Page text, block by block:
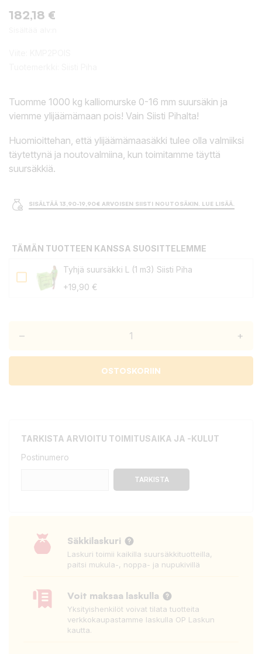
182,18 €
Tuomme 1000 kg kalliomurske 0-16 mm suursäkin ja
viemme ylijäämämaan pois! Vain Siisti Pihalta!
Huomioittehan, että ylijäämämaasäkki tulee olla valmiiksi
täytettynä ja noutovalmiina, kun toimitamme täyttä
suursäkkiä.
SISÄLTÄÄ 13,90-19,90€ ARVOISEN SIISTI NOUTOSÄKIN. LUE LISÄÄ.
TÄMÄN TUOTTEEN KANSSA SUOSITTELEMME
Tyhjä suursäkki L (1 m3) Siisti Piha
+19,90 €
– +
OSTOSKORIIN
TARKISTA ARVIOITU TOIMITUSAIKA JA -KULUT
Postinumero
TARKISTA
Säkkilaskuri
Laskuri toimii kaikilla suursäkkituotteilla,
paitsi mukula-, noppa- ja nupukivillä
Voit maksaa laskulla
Yksityishenkilöt voivat tilata tuotteita
verkkokaupastamme laskulla OP Laskun
kautta.